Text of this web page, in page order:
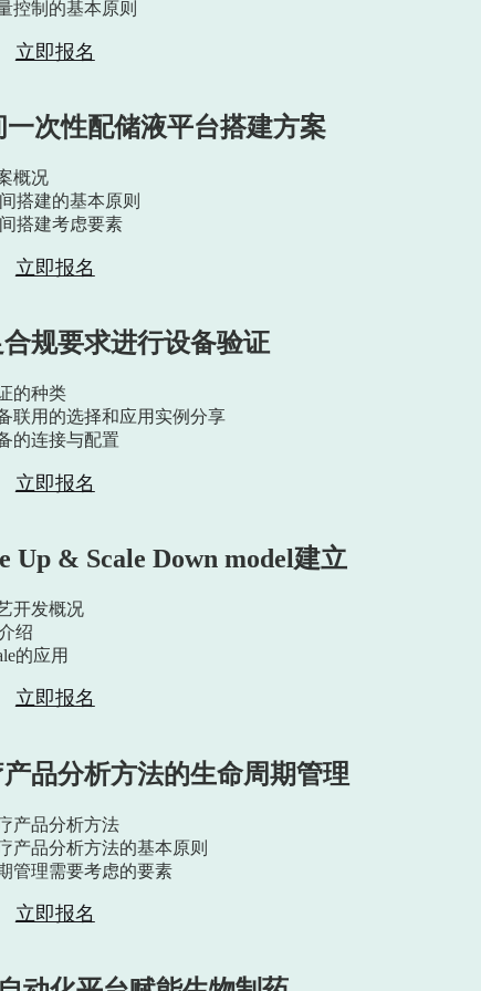
控制的基本原则
立即报名
一次性配储液平台搭建方案
概况
搭建的基本原则
搭建考虑要素
立即报名
规要求进行设备验证
的种类
联用的选择和应用实例分享
的连接与配置
立即报名
Up & Scale Down model建立
开发概况
绍
的应用
立即报名
品分析方法的生命周期管理
产品分析方法
产品分析方法的基本原则
管理需要考虑的要素
立即报名